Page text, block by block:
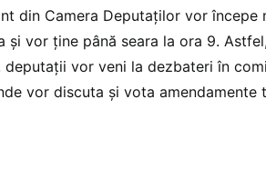
din Camera Deputaților vor începe
și vor ține până seara la ora 9.
deputații vor veni la dezbateri în
vor discuta și vota amendamente